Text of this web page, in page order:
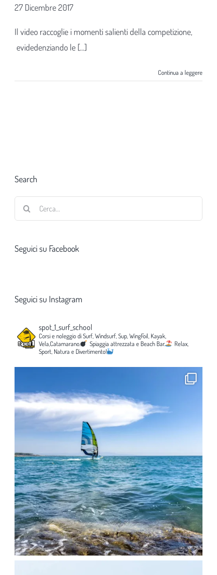
27 Dicembre 2017
Il video raccoglie i momenti salienti della competizione,
evidedenziando le [...]
Continua a leggere
Search
Seguici su Facebook
Seguici su Instagram
spot_1_surf_school
Corsi e noleggio di Surf, Windsurf, Sup, WingFoil, Kayak,
Vela,Catamarano.
Spiaggia attrezzata e Beach Bar.
Relax,
Sport, Natura e Divertimento!